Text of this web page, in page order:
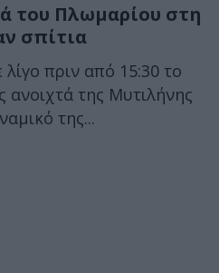
του Πλωμαρίου στη
σπίτια
πριν από 15:30 το
ανοιχτά της Μυτιλήνης
της...